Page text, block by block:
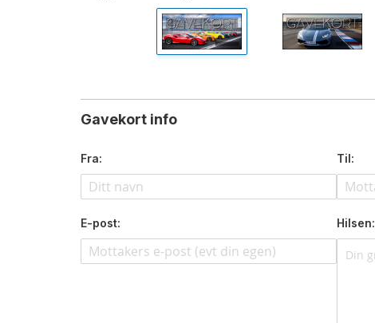
Gavekort info
Fra: Til:
E-post: Hilsen: